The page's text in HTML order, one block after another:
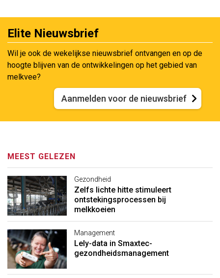
Elite Nieuwsbrief
Wil je ook de wekelijkse nieuwsbrief ontvangen en op de
hoogte blijven van de ontwikkelingen op het gebied van
melkvee?
Aanmelden voor de nieuwsbrief
MEEST GELEZEN
Gezondheid
Zelfs lichte hitte stimuleert
ontstekingsprocessen bij
melkkoeien
Management
Lely-data in Smaxtec-
gezondheidsmanagement